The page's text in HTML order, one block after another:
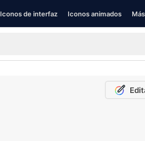
Iconos de interfaz Iconos animados Más